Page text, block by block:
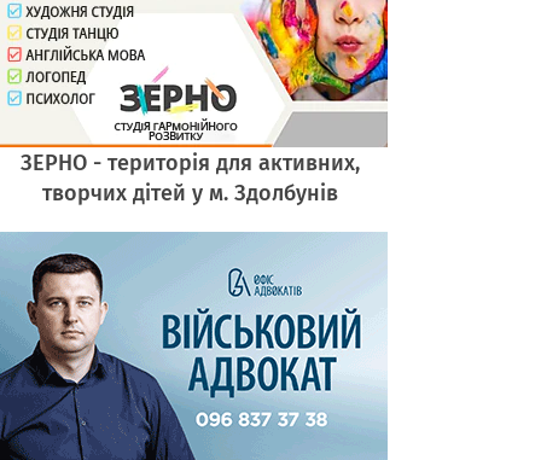
ЗЕРНО - територія для активних,
творчих дітей у м. Здолбунів